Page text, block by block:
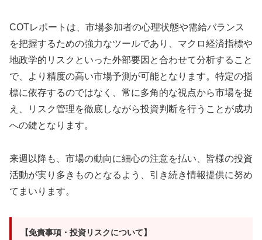
COTレポートは、市場参加者の心理状態や需給バランス
を把握するための強力なツールであり、マクロ経済指標や
地政学的リスクといった外部要因と合わせて分析すること
で、より精度の高い市場予測が可能となります。特定の指
標に依存するのではなく、常に多角的な視点から市場を捉
え、リスク管理を徹底しながら投資判断を行うことが成功
への鍵となります。
来週以降も、市場の動向に細心の注意を払い、皆様の投資
活動が実り多きものとなるよう、引き続き情報提供に努め
てまいります。
【免責事項・投資リスクについて】